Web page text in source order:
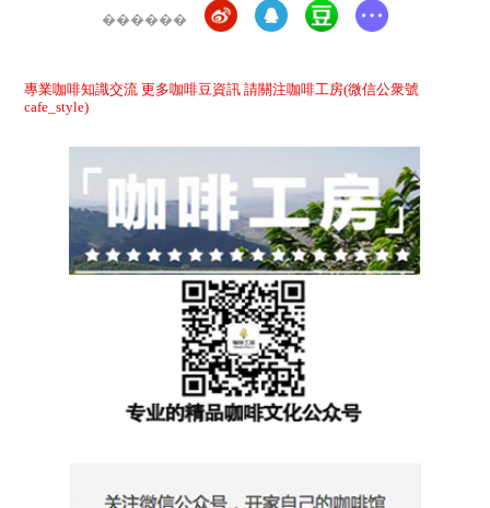
������
專業咖啡知識交流 更多咖啡豆資訊 請關注咖啡工房(微信公衆號
cafe_style)